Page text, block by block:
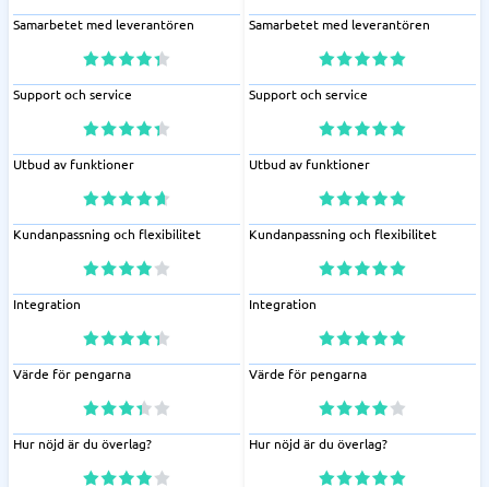
Samarbetet med leverantören
Support och service
Utbud av funktioner
Kundanpassning och flexibilitet
Integration
Värde för pengarna
Hur nöjd är du överlag?
Samarbetet med leverantören
Support och service
Utbud av funktioner
Kundanpassning och flexibilitet
Integration
Värde för pengarna
Hur nöjd är du överlag?